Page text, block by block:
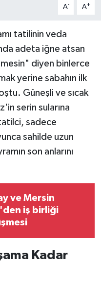
A- A+
tatilinin veda
adeta iğne atsan
diyen binlerce
yerine sabahın ilk
Güneşli ve sıcak
serin sularına
sadece
sahilde uzun
son anlarını
ve Mersin
iş birliği
Kadar